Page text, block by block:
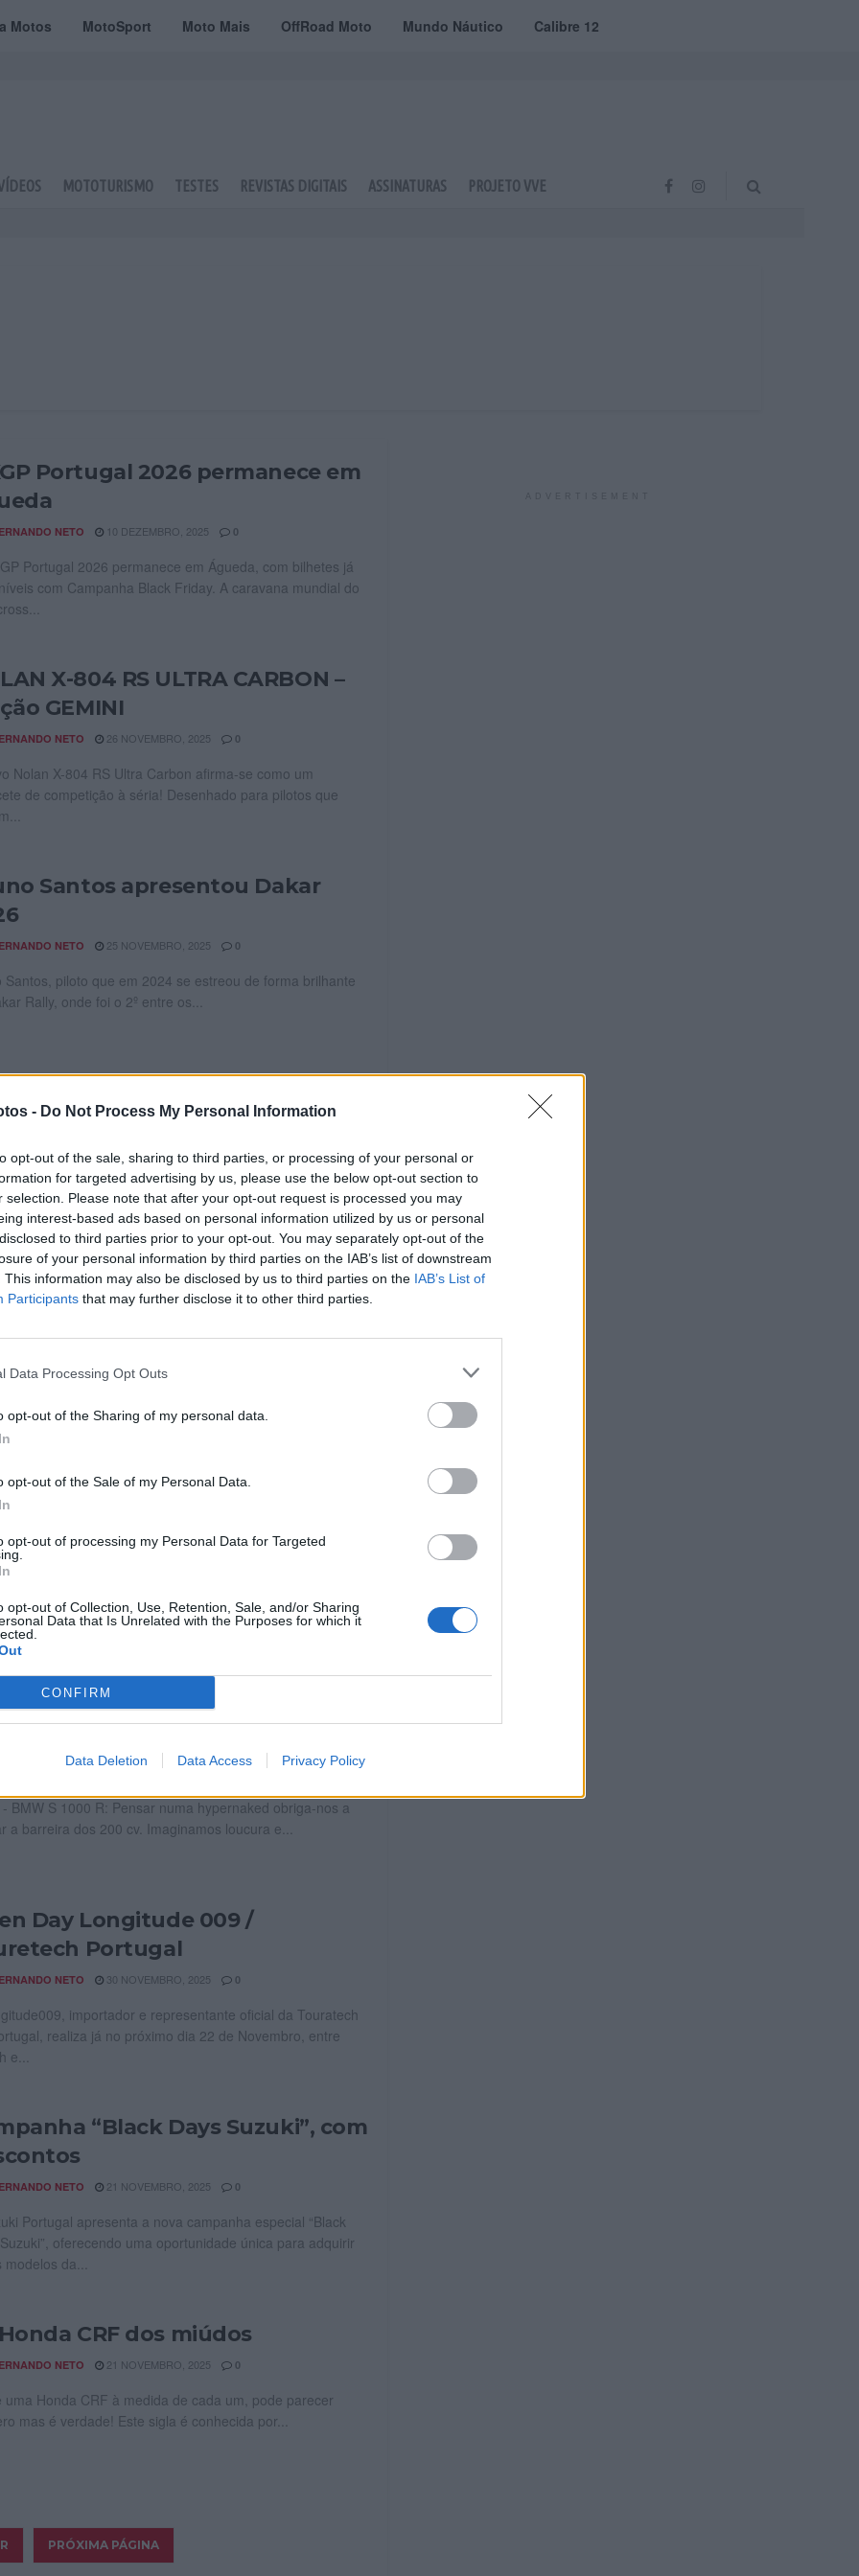
- Do Not Process My Personal Information
opt-out of the sale, sharing to third parties, or processing of your personal or
for targeted advertising by us, please use the below opt-out section to
selection. Please note that after your opt-out request is processed you may
interest-based ads based on personal information utilized by us or personal
to third parties prior to your opt-out. You may separately opt-out of the
of your personal information by third parties on the IAB’s list of downstream
This information may also be disclosed by us to third parties on the IAB’s List of
Participants that may further disclose it to other third parties.
Data Processing Opt Outs
opt-out of the Sharing of my personal data.
opt-out of the Sale of my Personal Data.
opt-out of processing my Personal Data for Targeted
opt-out of Collection, Use, Retention, Sale, and/or Sharing
Data that Is Unrelated with the Purposes for which it
CONFIRM
Data Deletion Data Access Privacy Policy
Motos MotoSport Moto Mais OffRoad Moto Mundo Náutico Calibre 12
MOTOTURISMO TESTES REVISTAS DIGITAIS ASSINATURAS PROJETO VVE
Portugal 2026 permanece em
NETO 10 DEZEMBRO, 2025 0
Portugal 2026 permanece em Águeda, com bilhetes já
com Campanha Black Friday. A caravana mundial do
X-804 RS ULTRA CARBON –
GEMINI
NETO 26 NOVEMBRO, 2025 0
Nolan X-804 RS Ultra Carbon afirma-se como um
de competição à séria! Desenhado para pilotos que
Santos apresentou Dakar
NETO 25 NOVEMBRO, 2025 0
Santos, piloto que em 2024 se estreou de forma brilhante
Rally, onde foi o 2º entre os...
24 NOVEMBRO, 2025
assinala 10 anos de história. O Águeda Action Club, mais
pela organização do MXGP de Águeda, continua a...
Palma com Ducati no MX e
nacional, vai estar aos comandos da Ducati Desmo450
Avertum Street Tech-Air
da REV’IT! – Proteção ativa
NETO
Street Tech-Air® Ladies foi desenvolvido para tornar
deslocações urbanas mais seguras e confortáveis. Pode
– BMW S 1000 R – Sobriedade
22 NOVEMBRO, 2025
- BMW S 1000 R: Pensar numa hypernaked obriga-nos a
a barreira dos 200 cv. Imaginamos loucura e...
Day Longitude 009 /
Portugal
NETO 30 NOVEMBRO, 2025 0
importador e representante oficial da Touratech
realiza já no próximo dia 22 de Novembro, entre
e...
“Black Days Suzuki”, com
NETO 21 NOVEMBRO, 2025 0
Portugal apresenta a nova campanha especial “Black
oferecendo uma oportunidade única para adquirir
modelos da...
CRF dos miúdos
NETO 21 NOVEMBRO, 2025 0
uma Honda CRF à medida de cada um, pode parecer
mas é verdade! Este sigla é conhecida por...